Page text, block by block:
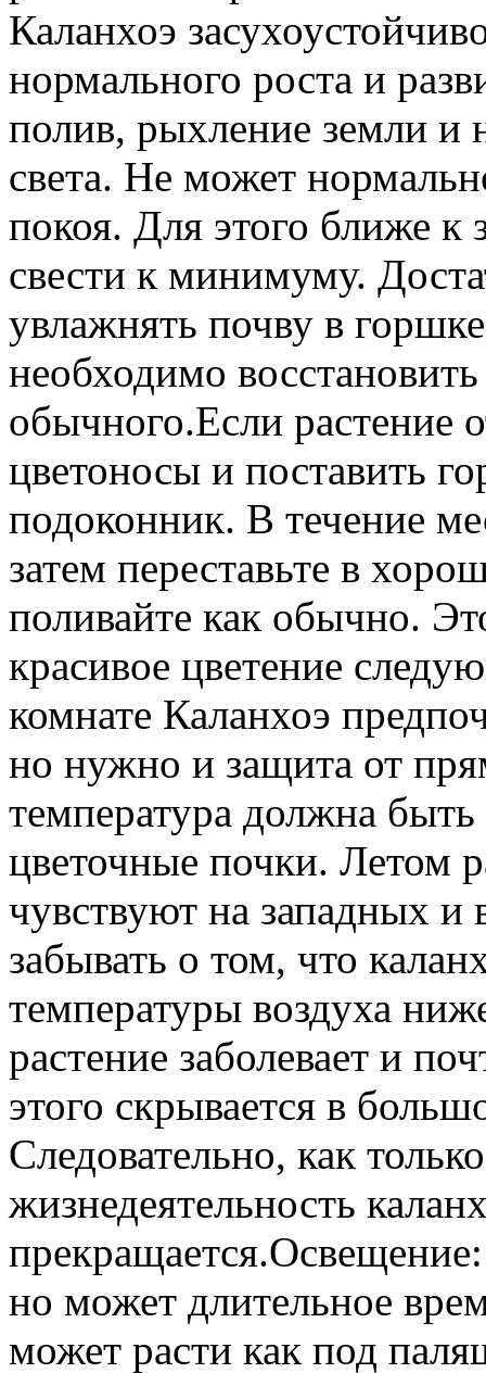
Каланхоэ
нормального роста и
полив, рыхление земли и
света. Не может
покоя. Для этого ближе к
свести к минимуму.
увлажнять почву в
необходимо
обычного.Если растение
цветоносы и поставить
подоконник. В течение
затем переставьте в
поливайте как обычно.
красивое цветение
комнате Каланхоэ
но нужно и защита от
температура должна
цветочные почки. Летом
чувствуют на западных и
забывать о том, что
температуры воздуха
растение заболевает и
этого скрывается в
Следовательно, как
жизнедеятельность
но может длительное
может расти как под